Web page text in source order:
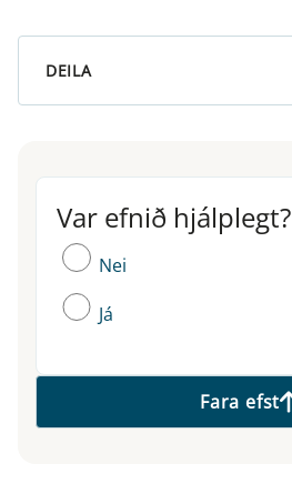
DEILA
Var efnið hjálplegt?
Var efnið hjálplegt?
Nei
Já
Fara efst